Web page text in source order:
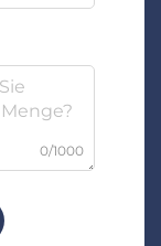
0/1000